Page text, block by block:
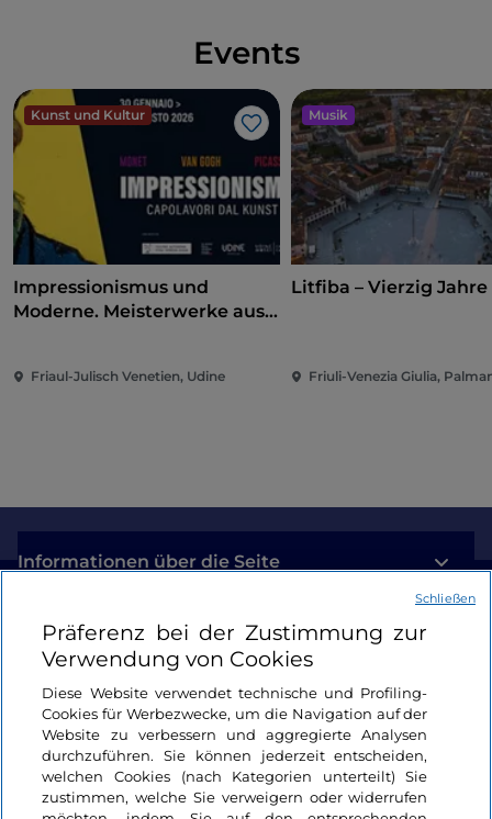
Events
Kunst und Kultur
Like
Impressionismus und
Moderne. Meisterwerke aus
Friaul-Julisch Venetien, Udine
Musik
Litfiba – Vierzig Jahre
Friuli-Venezia Giulia,
Informationen über die Seite
Nützliche Links
Login
Bleiben wir in Kontakt
Präferenz bei der Zustimmung zur
Verwendung von Cookies
Diese Website verwendet technische und Profiling-
Cookies für Werbezwecke, um die Navigation auf der
Website zu verbessern und aggregierte Analysen
durchzuführen. Sie können jederzeit entscheiden,
welchen Cookies (nach Kategorien unterteilt) Sie
zustimmen, welche Sie verweigern oder widerrufen
Schließen